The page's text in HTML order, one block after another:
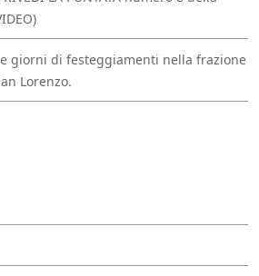
giorni di festeggiamenti nella frazione
Lorenzo.